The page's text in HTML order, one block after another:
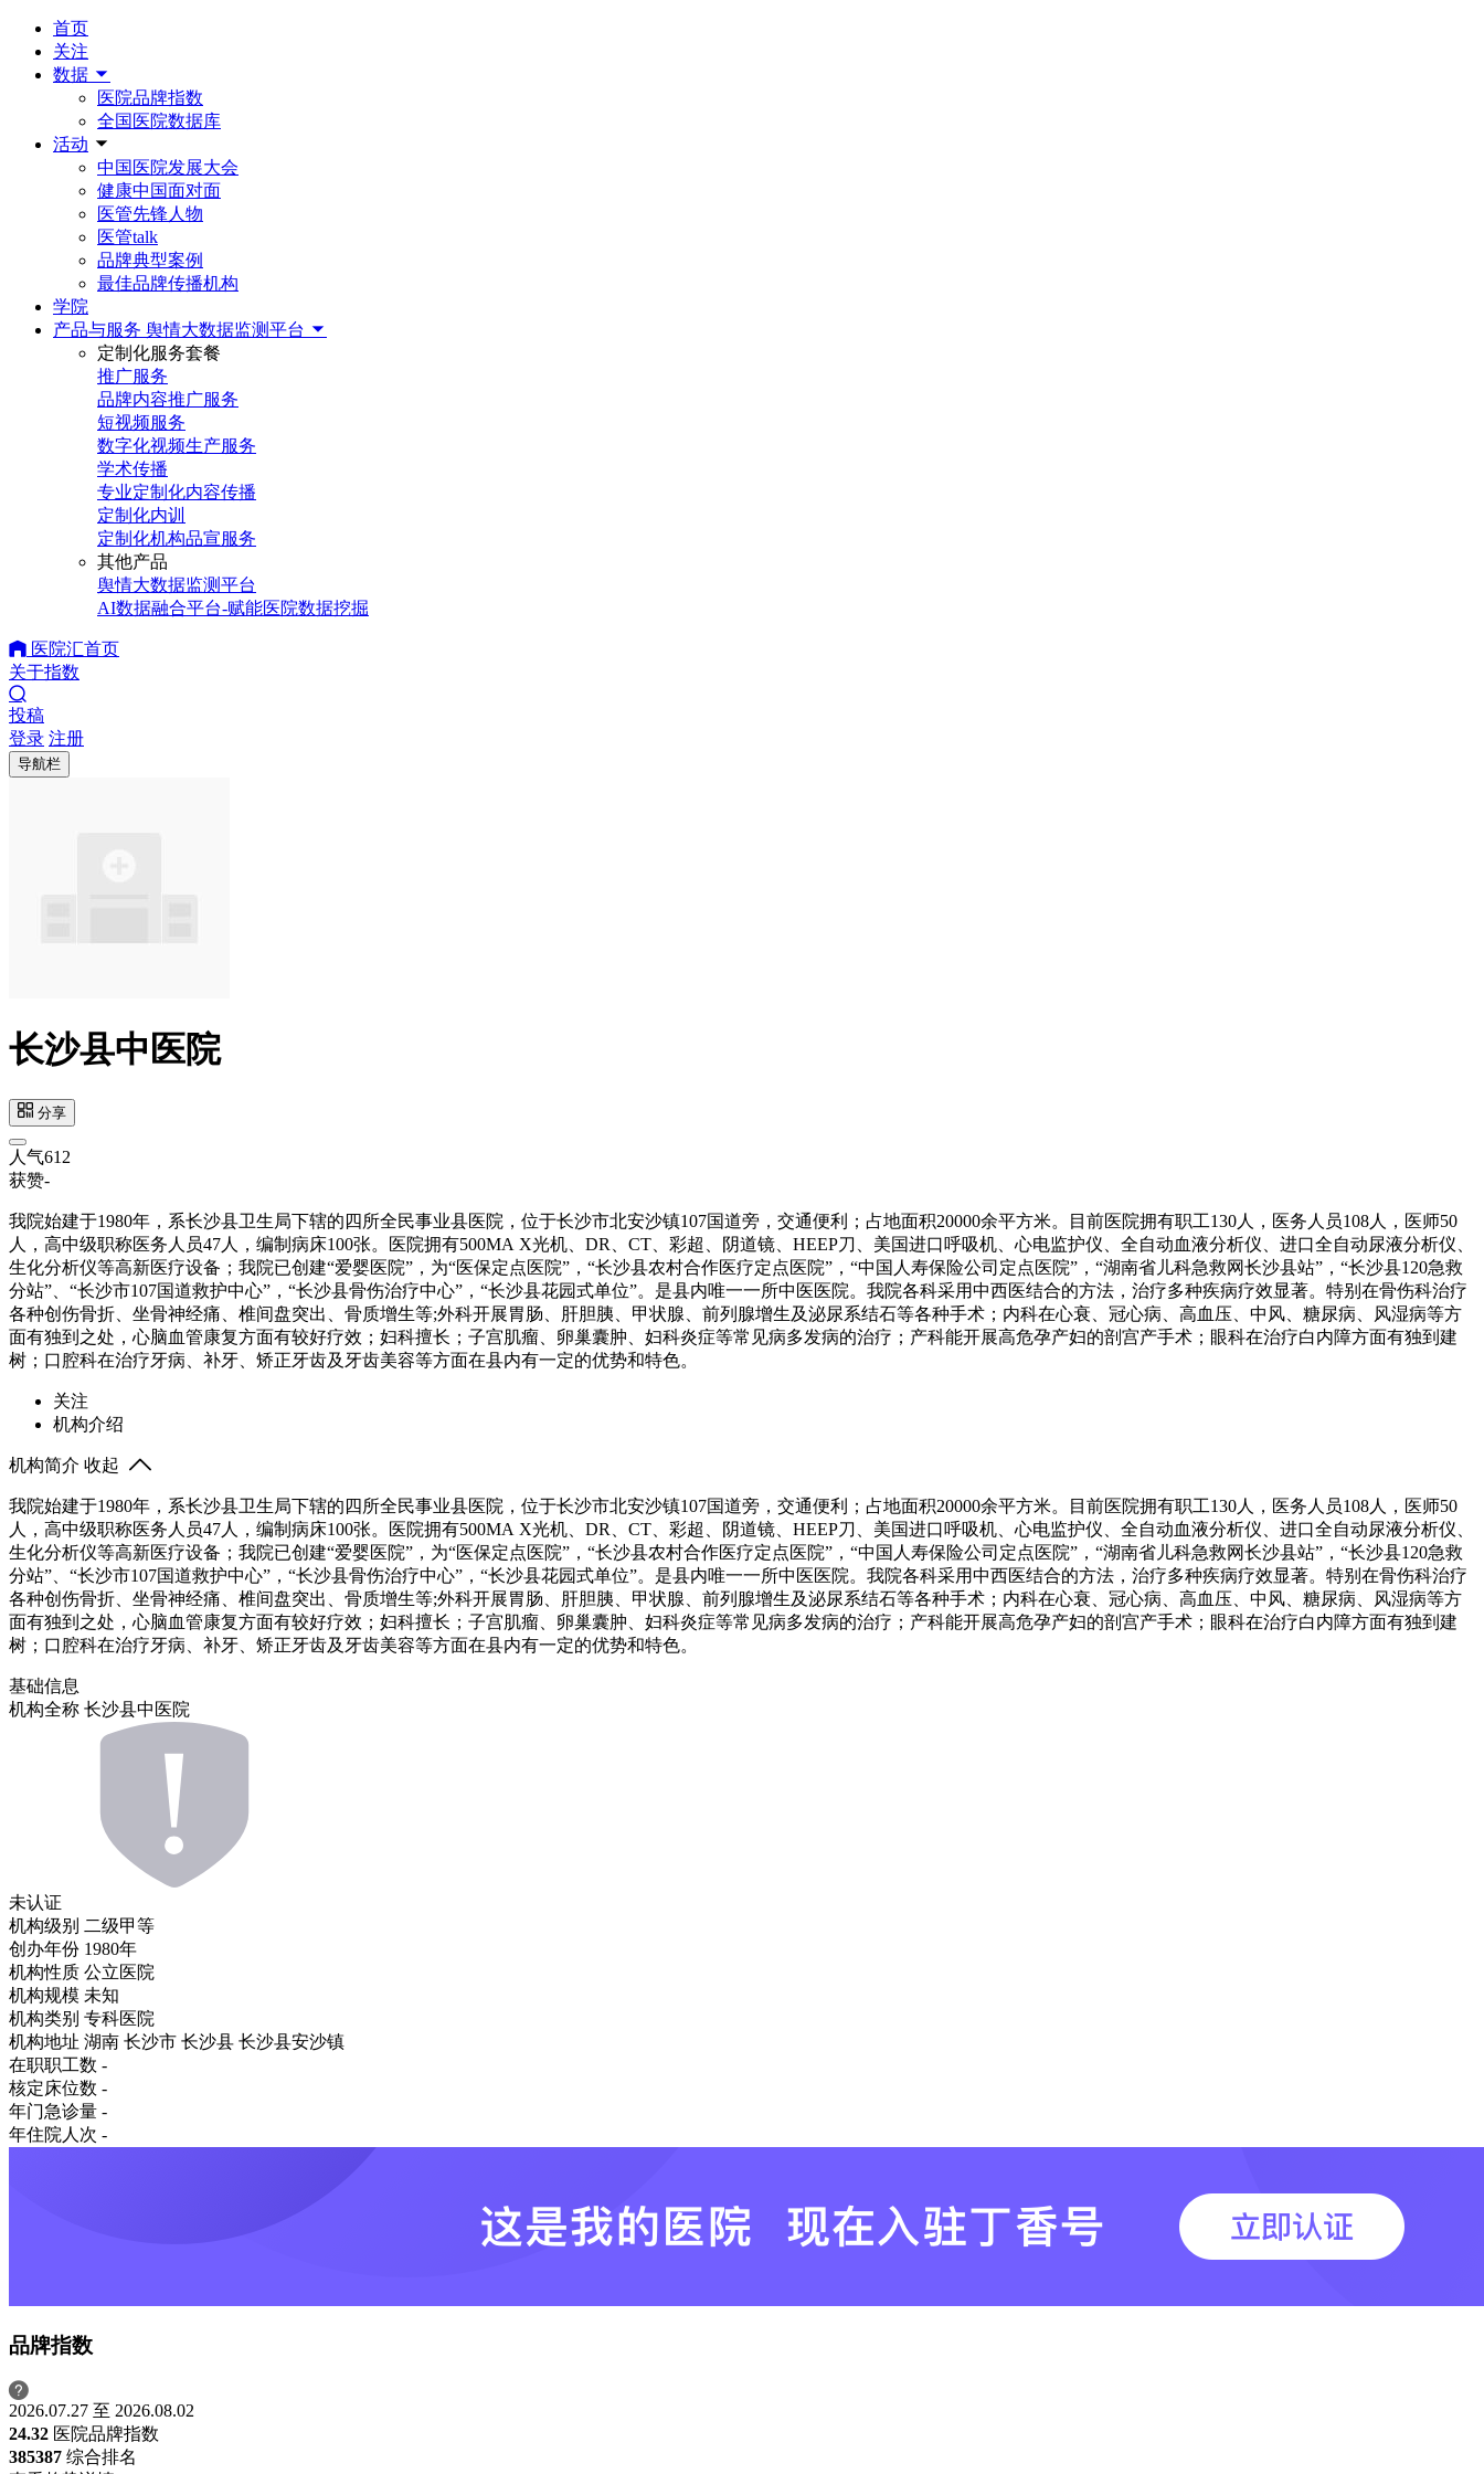
首页
关注
数据
医院品牌指数
全国医院数据库
活动
中国医院发展大会
健康中国面对面
医管先锋人物
医管talk
品牌典型案例
最佳品牌传播机构
学院
产品与服务 舆情大数据监测平台
定制化服务套餐
推广服务
品牌内容推广服务
短视频服务
数字化视频生产服务
学术传播
专业定制化内容传播
定制化内训
定制化机构品宣服务
其他产品
舆情大数据监测平台
AI数据融合平台-赋能医院数据挖掘
医院汇首页
关于指数
投稿
登录 注册
导航栏
长沙县中医院
分享
人气612
获赞-
我院始建于1980年，系长沙县卫生局下辖的四所全民事业县医院，位于长沙市北安沙镇107国道旁，交通便利；占地面积20000余平方米。目前医院拥有职工130人，医务人员108人，医师50
人，高中级职称医务人员47人，编制病床100张。医院拥有500MA X光机、DR、CT、彩超、阴道镜、HEEP刀、美国进口呼吸机、心电监护仪、全自动血液分析仪、进口全自动尿液分析仪、
生化分析仪等高新医疗设备；我院已创建“爱婴医院”，为“医保定点医院”，“长沙县农村合作医疗定点医院”，“中国人寿保险公司定点医院”，“湖南省儿科急救网长沙县站”，“长沙县120急救
分站”、“长沙市107国道救护中心”，“长沙县骨伤治疗中心”，“长沙县花园式单位”。是县内唯一一所中医医院。我院各科采用中西医结合的方法，治疗多种疾病疗效显著。特别在骨伤科治疗
各种创伤骨折、坐骨神经痛、椎间盘突出、骨质增生等;外科开展胃肠、肝胆胰、甲状腺、前列腺增生及泌尿系结石等各种手术；内科在心衰、冠心病、高血压、中风、糖尿病、风湿病等方
面有独到之处，心脑血管康复方面有较好疗效；妇科擅长；子宫肌瘤、卵巢囊肿、妇科炎症等常见病多发病的治疗；产科能开展高危孕产妇的剖宫产手术；眼科在治疗白内障方面有独到建
树；口腔科在治疗牙病、补牙、矫正牙齿及牙齿美容等方面在县内有一定的优势和特色。
关注
机构介绍
机构简介 收起
我院始建于1980年，系长沙县卫生局下辖的四所全民事业县医院，位于长沙市北安沙镇107国道旁，交通便利；占地面积20000余平方米。目前医院拥有职工130人，医务人员108人，医师50
人，高中级职称医务人员47人，编制病床100张。医院拥有500MA X光机、DR、CT、彩超、阴道镜、HEEP刀、美国进口呼吸机、心电监护仪、全自动血液分析仪、进口全自动尿液分析仪、
生化分析仪等高新医疗设备；我院已创建“爱婴医院”，为“医保定点医院”，“长沙县农村合作医疗定点医院”，“中国人寿保险公司定点医院”，“湖南省儿科急救网长沙县站”，“长沙县120急救
分站”、“长沙市107国道救护中心”，“长沙县骨伤治疗中心”，“长沙县花园式单位”。是县内唯一一所中医医院。我院各科采用中西医结合的方法，治疗多种疾病疗效显著。特别在骨伤科治疗
各种创伤骨折、坐骨神经痛、椎间盘突出、骨质增生等;外科开展胃肠、肝胆胰、甲状腺、前列腺增生及泌尿系结石等各种手术；内科在心衰、冠心病、高血压、中风、糖尿病、风湿病等方
面有独到之处，心脑血管康复方面有较好疗效；妇科擅长；子宫肌瘤、卵巢囊肿、妇科炎症等常见病多发病的治疗；产科能开展高危孕产妇的剖宫产手术；眼科在治疗白内障方面有独到建
树；口腔科在治疗牙病、补牙、矫正牙齿及牙齿美容等方面在县内有一定的优势和特色。
基础信息
机构全称 长沙县中医院
未认证
机构级别 二级甲等
创办年份 1980年
机构性质 公立医院
机构规模 未知
机构类别 专科医院
机构地址 湖南 长沙市 长沙县 长沙县安沙镇
在职职工数 -
核定床位数 -
年门急诊量 -
年住院人次 -
品牌指数
2026.07.27 至 2026.08.02
24.32 医院品牌指数
385387 综合排名